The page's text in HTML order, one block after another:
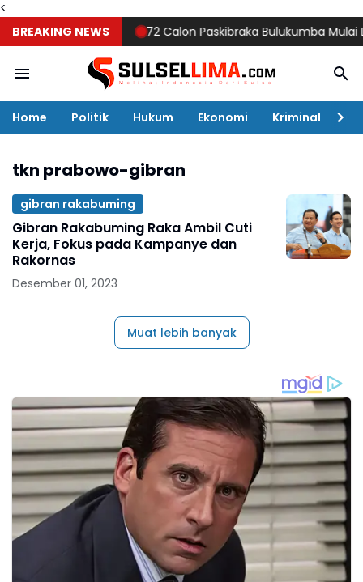
<
BREAKING NEWS
72 Calon Paskibraka Bulukumba Mulai
Home Politik Hukum Ekonomi Kriminal
tkn prabowo-gibran
gibran rakabuming
Gibran Rakabuming Raka Ambil Cuti
Kerja, Fokus pada Kampanye dan
Rakornas
Desember 01, 2023
Muat lebih banyak